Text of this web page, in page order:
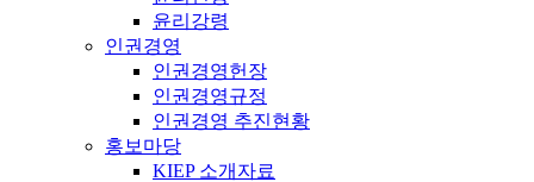
윤리강령
인권경영
인권경영헌장
인권경영규정
인권경영 추진현황
홍보마당
KIEP 소개자료